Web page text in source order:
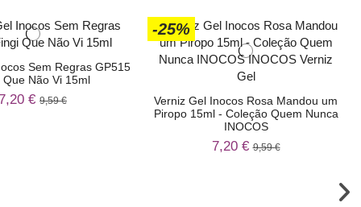
Sem Regras GP515
Que Não Vi 15ml
€9,59 €
-25%
Verniz Gel Inocos Rosa Mandou um
Piropo 15ml - Coleção Quem Nunca
INOCOS
7,20 €9,59 €